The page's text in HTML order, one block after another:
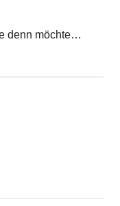
denn möchte…